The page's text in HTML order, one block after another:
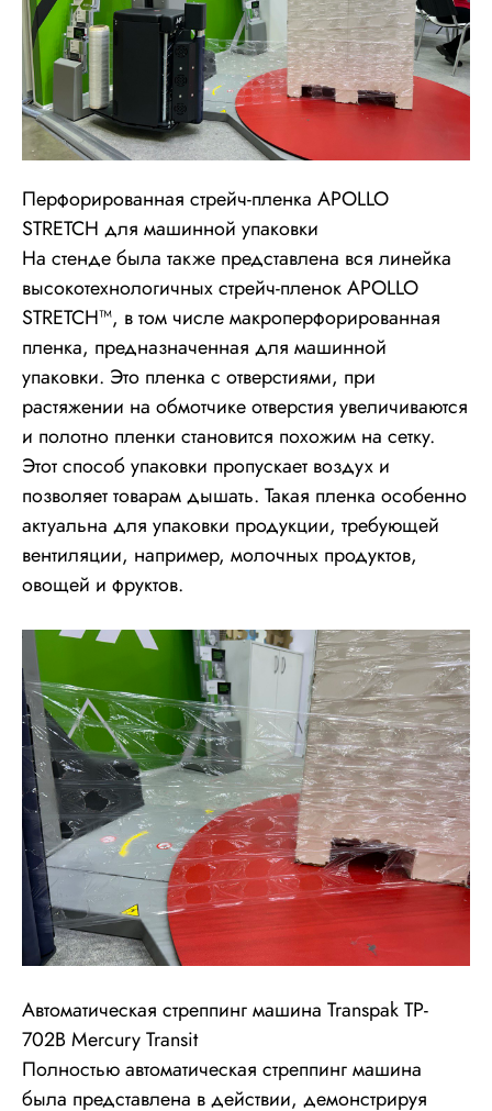
Перфорированная стрейч-пленка APOLLO
STRETCH для машинной упаковки
На стенде была также представлена вся линейка
высокотехнологичных стрейч-пленокAPOLLO
STRETCH™, в том числе макроперфорированная
пленка, предназначенная для машинной
упаковки. Это пленка с отверстиями, при
растяжении на обмотчике отверстия увеличиваются
и полотно пленки становится похожим на сетку.
Этот способ упаковки пропускает воздух и
позволяет товарам дышать. Такая пленка особенно
актуальна для упаковки продукции, требующей
вентиляции, например, молочных продуктов,
овощей и фруктов.
Автоматическая стреппинг машина Transpak TP-
702B Mercury Transit
Полностью автоматическая стреппинг машина
была представлена в действии, демонстрируя